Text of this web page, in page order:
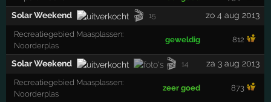
Solar Weekend 🎬 15 zo 4 aug 2013
Recreatiegebied Maasplassen:
Noorderplas
geweldig 812
Solar Weekend 🎬 14 za 3 aug 2013
Recreatiegebied Maasplassen:
Noorderplas
zeer goed 873